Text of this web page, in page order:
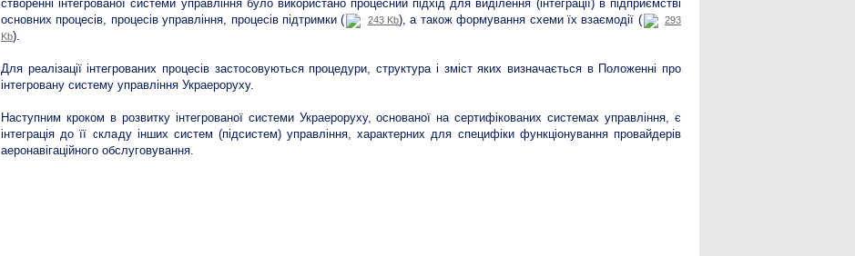
створенні інтегрованої системи управління було використано процесний підхід для виділення (інтеграції) в підприємстві
основних процесів, процесів управління, процесів підтримки (
243 Kb), а також формування схеми їх взаємодії (
293
Kb).
Для реалізації інтегрованих процесів застосовуються процедури, структура і зміст яких визначається в Положенні про
інтегровану систему управління Украероруху.
Наступним кроком в розвитку інтегрованої системи Украероруху, основаної на сертифікованих системах управління, є
інтеграція до її складу інших систем (підсистем) управління, характерних для специфіки функціонування провайдерів
аеронавігаційного обслуговування.